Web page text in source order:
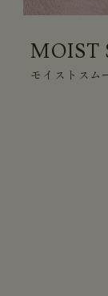
MOIST
モイストスム